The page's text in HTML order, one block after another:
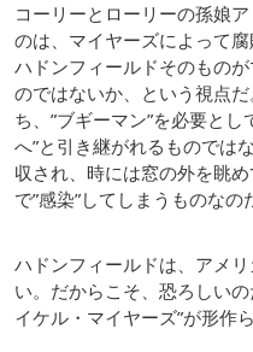
コーリーとローリーの孫娘
のは、マイヤーズによって
ハドンフィールドそのもの
のではないか、という視点
ち、”ブギーマン”を必要と
へ”と引き継がれるものでは
収され、時には窓の外を眺
で”感染”してしまうものなの
ハドンフィールドは、アメ
い。だからこそ、恐ろしい
イケル・マイヤーズ”が形作